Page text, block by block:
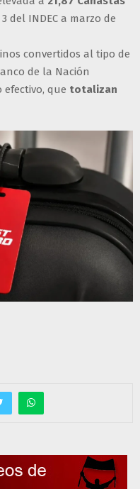
del INDEC a marzo de
convertidos al tipo de
de la Nación
que totalizan